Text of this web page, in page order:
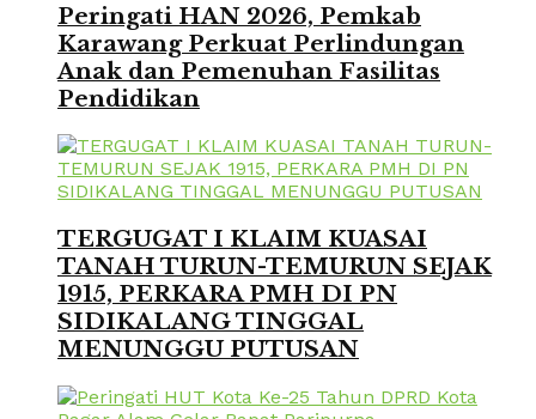
Peringati HAN 2026, Pemkab
Karawang Perkuat Perlindungan
Anak dan Pemenuhan Fasilitas
Pendidikan
TERGUGAT I KLAIM KUASAI
TANAH TURUN-TEMURUN SEJAK
1915, PERKARA PMH DI PN
SIDIKALANG TINGGAL
MENUNGGU PUTUSAN